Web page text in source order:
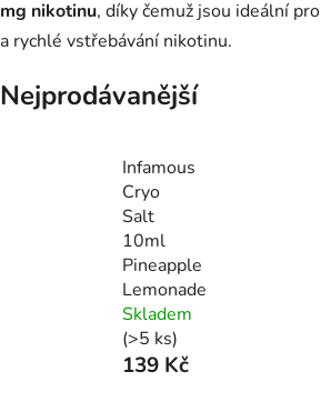
mg nikotinu, díky čemuž jsou ideální pro
a rychlé vstřebávání nikotinu.
Nejprodávanější
Infamous
Cryo
Salt
10ml
Pineapple
Lemonade
Skladem
(>5 ks)
139 Kč